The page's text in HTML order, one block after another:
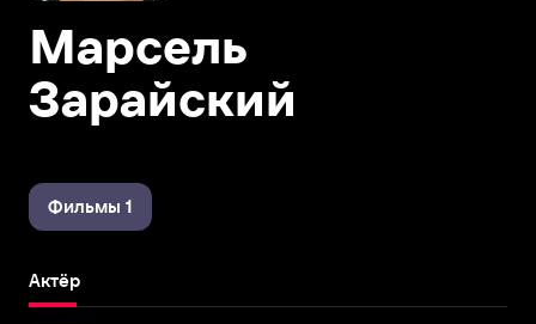
Марсель
Зарайский
Фильмы 1
Актёр